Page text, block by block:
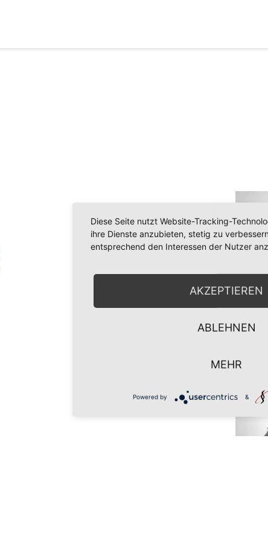
Diese Seite nutzt Website-Tracking-
ihre Dienste anzubieten, stetig zu
entsprechend den Interessen der Nutzer
AKZEPTIEREN
ABLEHNEN
MEHR
Powered by &